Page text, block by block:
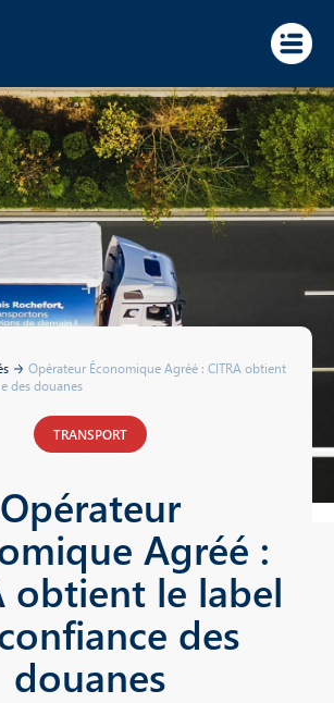
Opérateur Économique Agréé : CITRA obtient
des douanes
TRANSPORT
Opérateur
Agréé :
obtient le label
des
douanes